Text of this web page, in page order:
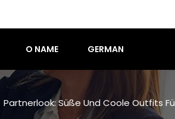
O NAME GERMAN
Partnerlook: Süße Und Coole Outfits